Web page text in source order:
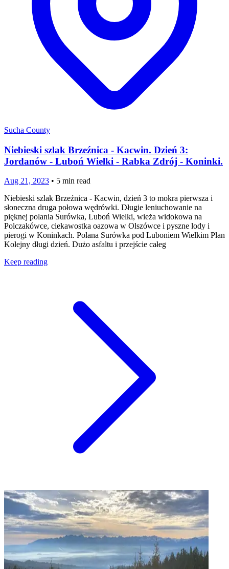
Sucha County
Niebieski szlak Brzeźnica - Kacwin. Dzień 3:
Jordanów - Luboń Wielki - Rabka Zdrój - Koninki.
Aug 21, 2023 • 5 min read
Niebieski szlak Brzeźnica - Kacwin, dzień 3 to mokra pierwsza i
słoneczna druga połowa wędrówki. Długie leniuchowanie na
pięknej polania Surówka, Luboń Wielki, wieża widokowa na
Polczakówce, ciekawostka oazowa w Olszówce i pyszne lody i
pierogi w Koninkach. Polana Surówka pod Luboniem Wielkim Plan
Kolejny długi dzień. Dużo asfaltu i przejście całeg
Keep reading